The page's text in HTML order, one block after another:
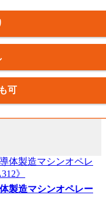
可
製造マシンオペレー